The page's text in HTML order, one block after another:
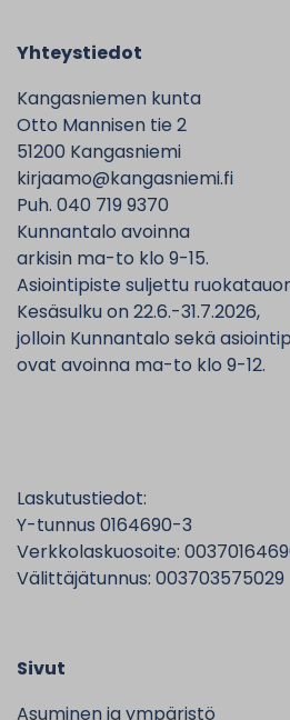
Yhteystiedot
Kangasniemen kunta
Otto Mannisen tie 2
51200 Kangasniemi
kirjaamo@kangasniemi.fi
Puh. 040 719 9370
Kunnantalo avoinna
arkisin ma-to klo 9-15.
Asiointipiste suljettu ruokatauon
Kesäsulku on 22.6.-31.7.2026,
jolloin Kunnantalo sekä
ovat avoinna ma-to klo 9-12.
Laskutustiedot:
Y-tunnus 0164690-3
Verkkolaskuosoite:
Välittäjätunnus: 003703575029
Sivut
Asuminen ja ympäristö